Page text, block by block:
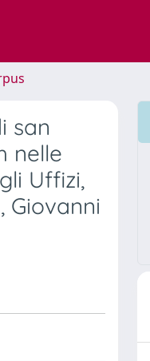
san
nelle
Uffizi,
Giovanni